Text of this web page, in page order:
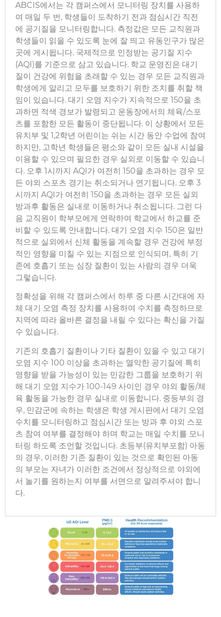
ABCIS에서는 각 캠퍼스에서 모니터링 장치를 사용하
여 매일 두 번, 학생들이 도착하기 전과 점심시간 직전
에 공기질을 모니터링합니다. 측정값은 모든 교직원과
학생들이 읽을 수 있도록 눈에 잘 띄고 유동인구가 많은
곳에 게시됩니다. 국제적으로 인정받는 공기질 지수
(AQI)를 기준으로 삼고 있습니다. 학교 운영진은 대기
질이 건강에 위험을 초래할 수 있는 경우 모든 교직원과
학생에게 알리고 모두를 보호하기 위한 조치를 취할 책
임이 있습니다. 대기 오염 지수가 지속적으로 150을 초
과하면 적색 경보가 발령되고 운동장에서의 체육/스포
츠를 포함한 모든 활동이 중단됩니다. 이 상황에서 모든
유치부 및 1,2학년 어린이는 쉬는 시간 동안 수업에 참여
하지만, 고학년 학생들은 평소와 같이 모든 실내 시설을
이용할 수 있으며 필요한 경우 실외로 이동할 수 있습니
다. 오후 1시까지 AQI가 여전히 150을 초과하는 경우 모
든 야외 스포츠 경기는 취소되거나 연기됩니다. 오후 3
시까지 AQI가 여전히 150을 초과하는 경우 모든 실외
방과후 활동은 실내로 이동하거나 취소됩니다. 그런 다
음 교직원이 학부모에게 연락하여 학교에서 하교를 준
비할 수 있도록 안내합니다. 대기 오염 지수 150은 일반
적으로 실외에서 신체 활동을 계속할 경우 건강에 부정
적인 영향을 미칠 수 있는 지점으로 인식되며, 특히 기
존에 호흡기 또는 심장 질환이 있는 사람의 경우 더욱
그렇습니다.
정확성을 위해 각 캠퍼스에서 하루 중 다른 시간대에 자
체 대기 오염 측정 장치를 사용하여 수치를 측정하므로
지역에 따라 올바른 결정을 내릴 수 있다는 확신을 가질
수 있습니다.
기존의 호흡기 질환이나 기타 질환이 있을 수 있고 대기
오염 지수 100 이상을 초과하는 열악한 공기질에 특히
영향을 받을 가능성이 있는 민감한 그룹을 보호하기 위
해 대기 오염 지수가 100-149 사이인 경우 야외 활동/체
육 활동을 가능한 경우 실내로 이동합니다. 중등부의 경
우, 민감군에 속하는 학생은 학생 게시판에서 대기 오염
수치를 모니터링하고 점심시간 또는 방과 후 야외 스포
츠 참여 여부를 결정해야 하며 학교는 매일 수치를 모니
터링 하도록 조언할 것입니다. 초등부(유치부포함) 아동
의 경우, 이러한 기존 질환이 있는 것으로 확인된 아동
의 부모는 자녀가 이러한 조건에서 정상적으로 야외에
서 놀기를 원하는지 여부를 서면으로 알려주셔야 합니
다.